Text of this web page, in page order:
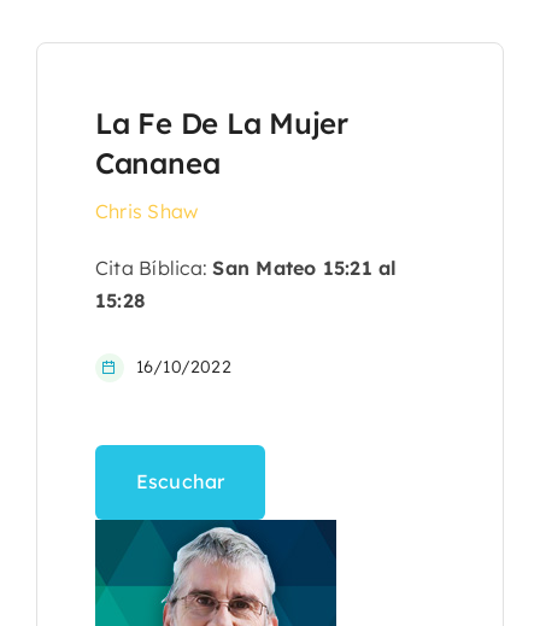
La Fe De La Mujer
Cananea
Chris Shaw
Cita Bíblica:San Mateo 15:21 al
15:28
16/10/2022
Escuchar